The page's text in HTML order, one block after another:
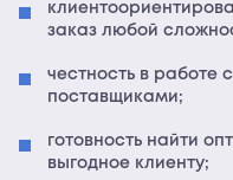
заказ любой
честность в работе
поставщиками;
готовность найти
выгодное клиенту;